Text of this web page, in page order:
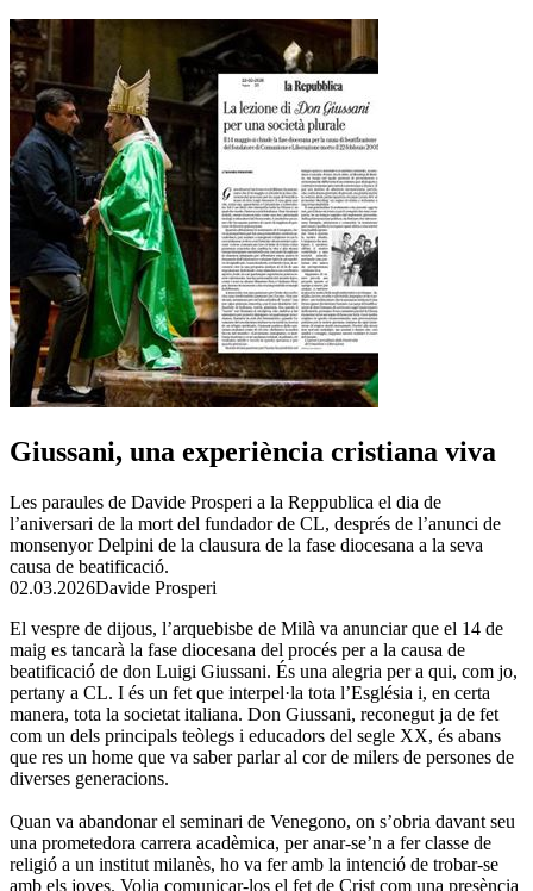
Giussani, una experiència cristiana viva
Les paraules de Davide Prosperi a la Reppublica el dia de
l’aniversari de la mort del fundador de CL, després de l’anunci de
monsenyor Delpini de la clausura de la fase diocesana a la seva
causa de beatificació.
02.03.2026Davide Prosperi
El vespre de dijous, l’arquebisbe de Milà va anunciar que el 14 de
maig es tancarà la fase diocesana del procés per a la causa de
beatificació de don Luigi Giussani. És una alegria per a qui, com jo,
pertany a CL. I és un fet que interpel·la tota l’Església i, en certa
manera, tota la societat italiana. Don Giussani, reconegut ja de fet
com un dels principals teòlegs i educadors del segle XX, és abans
que res un home que va saber parlar al cor de milers de persones de
diverses generacions.
Quan va abandonar el seminari de Venegono, on s’obria davant seu
una prometedora carrera acadèmica, per anar-se’n a fer classe de
religió a un institut milanès, ho va fer amb la intenció de trobar-se
amb els joves. Volia comunicar-los el fet de Crist com una presència